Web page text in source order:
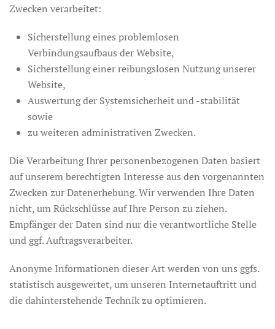
Zwecken verarbeitet:
Sicherstellung eines problemlosen
Verbindungsaufbaus der Website,
Sicherstellung einer reibungslosen Nutzung unserer
Website,
Auswertung der Systemsicherheit und -stabilität
sowie
zu weiteren administrativen Zwecken.
Die Verarbeitung Ihrer personenbezogenen Daten basiert
auf unserem berechtigten Interesse aus den vorgenannten
Zwecken zur Datenerhebung. Wir verwenden Ihre Daten
nicht, um Rückschlüsse auf Ihre Person zu ziehen.
Empfänger der Daten sind nur die verantwortliche Stelle
und ggf. Auftragsverarbeiter.
Anonyme Informationen dieser Art werden von uns ggfs.
statistisch ausgewertet, um unseren Internetauftritt und
die dahinterstehende Technik zu optimieren.